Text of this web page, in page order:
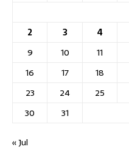
2
3 4
9
10 11
16
17 18
23
24 25
30
31
« Jul